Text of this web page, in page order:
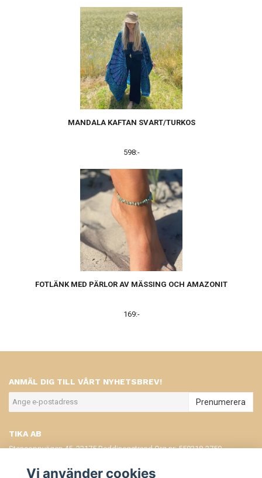
MANDALA KAFTAN SVART/TURKOS
598:-
FOTLÄNK MED PÄRLOR AV MÄSSING OCH AMAZONIT
169:-
ANMÄL DIG TILL VÅRT NYHETSBREV!
Prenumerera
TIKA AB
Stensoppvägen 45, 23175 Beddinegstrand Org.nr: 559318-2750
KÖPVILLKOR
Vi använder cookies